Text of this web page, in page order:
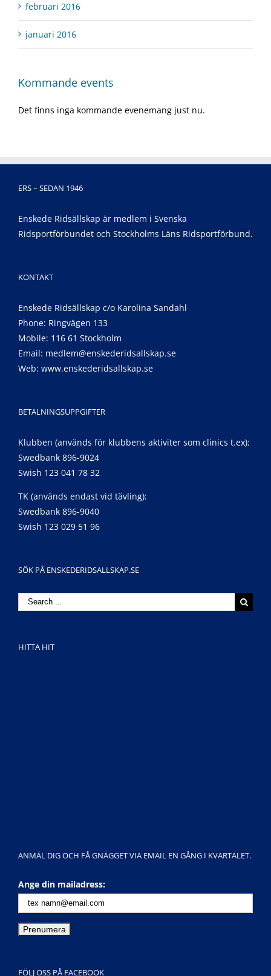
februari 2016
januari 2016
Kommande events
Det finns inga kommande evenemang just nu.
ERS – SEDAN 1946
Enskede Ridsällskap är medlem i Svenska
Ridsportförbundet och Stockholms Läns Ridsportförbund.
KONTAKT
Enskede Ridsällskap c/o Karolina Sandahl
Phone: Ringvägen 133
Mobile: 116 61 Stockholm
Email: medlem@enskederidsallskap.se
Web: www.enskederidsallskap.se
BETALNINGSUPPGIFTER
Klubben (används för klubbens aktiviter som clinics t.ex):
Swedbank 896-9024
Swish 123 041 78 32
TK (används endast vid tävling):
Swedbank 896-9040
Swish 123 029 51 96
SÖK PÅ ENSKEDERIDSALLSKAP.SE
Search
for:
HITTA HIT
ANMÄL DIG OCH FÅ GNÄGGET VIA EMAIL EN GÅNG I KVARTALET.
Ange din mailadress:
FÖLJ OSS PÅ FACEBOOK